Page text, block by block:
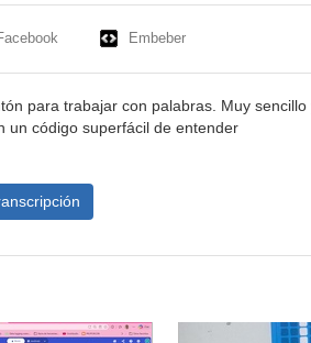
Embeber
para trabajar con palabras. Muy
un código superfácil de entender